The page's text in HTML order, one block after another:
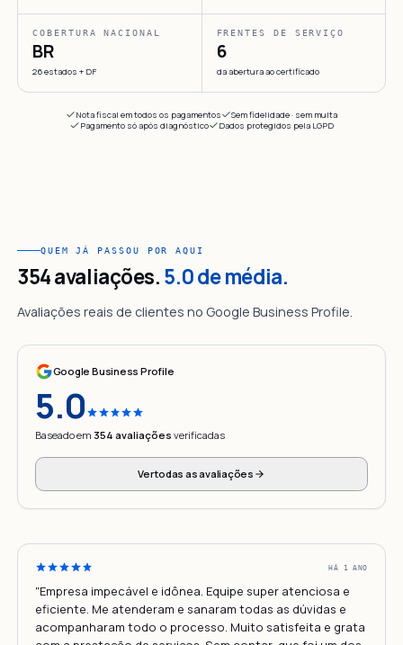
COBERTURA NACIONAL
BR
26 estados + DF
FRENTES DE SERVIÇO
6
da abertura ao certificado
Nota fiscal em todos os pagamentos
Sem fidelidade · sem multa
Pagamento só após diagnóstico
Dados protegidos pela LGPD
QUEM JÁ PASSOU POR AQUI
354 avaliações.5.0 de média.
Avaliações reais de clientes no Google Business Profile.
Google Business Profile
5.0
Baseado em 354 avaliações verificadas
Ver todas as avaliações
HÁ 1 ANO
"Empresa impecável e idônea. Equipe super atenciosa e
eficiente. Me atenderam e sanaram todas as dúvidas e
acompanharam todo o processo. Muito satisfeita e grata